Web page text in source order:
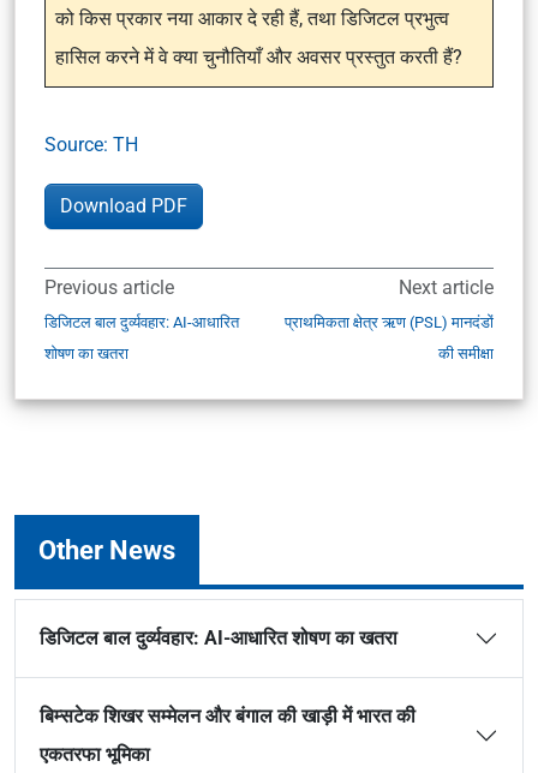
को किस प्रकार नया आकार दे रही हैं, तथा डिजिटल प्रभुत्व
हासिल करने में वे क्या चुनौतियाँ और अवसर प्रस्तुत करती हैं?
Source: TH
Download PDF
Previous article
डिजिटल बाल दुर्व्यवहार: AI-आधारित
शोषण का खतरा
Next article
प्राथमिकता क्षेत्र ऋण (PSL) मानदंडों
की समीक्षा
Other News
डिजिटल बाल दुर्व्यवहार: AI-आधारित शोषण का खतरा
बिम्सटेक शिखर सम्मेलन और बंगाल की खाड़ी में भारत की
एकतरफा भूमिका